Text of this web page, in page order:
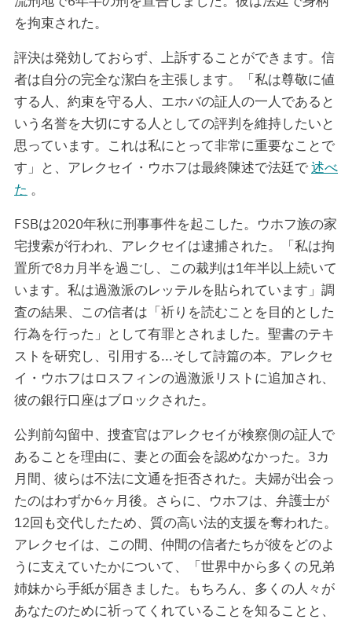
を拘束された。
評決は発効しておらず、上訴することができます。信
者は自分の完全な潔白を主張します。「私は尊敬に値
する人、約束を守る人、エホバの証人の一人であると
いう名誉を大切にする人としての評判を維持したいと
思っています。これは私にとって非常に重要なことで
す」と、アレクセイ・ウホフは最終陳述で法廷で述べ
た 。
FSBは2020年秋に刑事事件を起こした。ウホフ族の家
宅捜索が行われ、アレクセイは逮捕された。「私は拘
置所で8カ月半を過ごし、この裁判は1年半以上続いて
います。私は過激派のレッテルを貼られています」調
査の結果、この信者は「祈りを読むことを目的とした
行為を行った」として有罪とされました。聖書のテキ
ストを研究し、引用する...そして詩篇の本。アレクセ
イ・ウホフはロスフィンの過激派リストに追加され、
彼の銀行口座はブロックされた。
公判前勾留中、捜査官はアレクセイが検察側の証人で
あることを理由に、妻との面会を認めなかった。3カ
月間、彼らは不法に文通を拒否された。夫婦が出会っ
たのはわずか6ヶ月後。さらに、ウホフは、弁護士が
12回も交代したため、質の高い法的支援を奪われた。
アレクセイは、この間、仲間の信者たちが彼をどのよ
うに支えていたかについて、「世界中から多くの兄弟
姉妹から手紙が届きました。もちろん、多くの人々が
あなたのために祈ってくれていることを知ることと、